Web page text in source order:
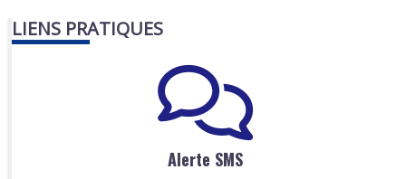
LIENS PRATIQUES
Alerte SMS